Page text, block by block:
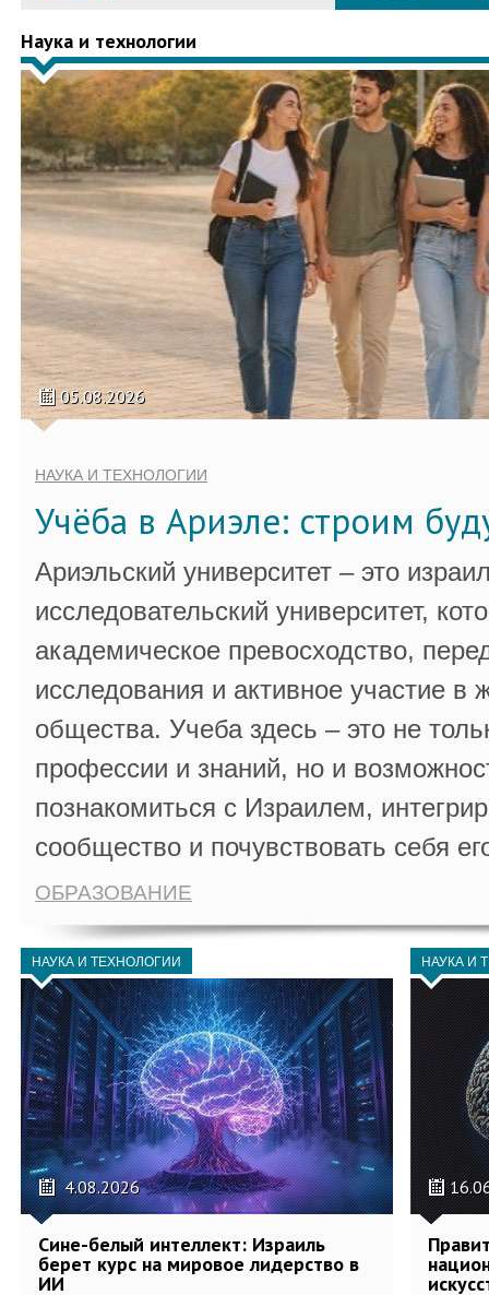
Наука и технологии
05.08.2026
НАУКА И ТЕХНОЛОГИИ
Учёба в Ариэле: строим
Ариэльский университет – это
исследовательский университет,
академическое превосходство,
исследования и активное участие в
общества. Учеба здесь – это не
профессии и знаний, но и
познакомиться с Израилем,
сообщество и почувствовать себя
ОБРАЗОВАНИЕ
НАУКА И ТЕХНОЛОГИИ
4.08.2026
Сине-белый интеллект: Израиль
берет курс на мировое лидерство в
ИИ
НАУКА И